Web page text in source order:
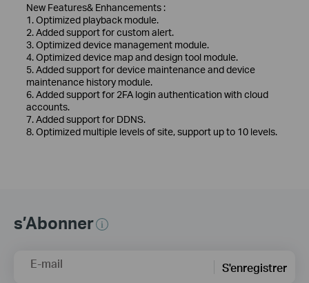
New Features& Enhancements :
1. Optimized playback module.
2. Added support for custom alert.
3. Optimized device management module.
4. Optimized device map and design tool module.
5. Added support for device maintenance and device
maintenance history module.
6. Added support for 2FA login authentication with cloud
accounts.
7. Added support for DDNS.
8. Optimized multiple levels of site, support up to 10 levels.
s’Abonner
E-mail S'enregistrer